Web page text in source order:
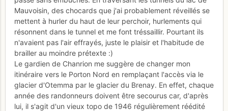
Mauvoisin, des chocards que j'ai probablement réveillés se
mettent à hurler du haut de leur perchoir, hurlements qui
résonnent dans le tunnel et me font tréssaillir. Pourtant ils
n'avaient pas l'air effrayés, juste le plaisir et l'habitude de
brailler au moindre prétexte :)
Le gardien de Chanrion me suggère de changer mon
itinéraire vers le Porton Nord en remplaçant l'accès via le
glacier d'Otemma par le glacier du Brenay. En effet, chaque
année des randonneurs doivent être secourus car, d'après
lui, il s'agit d'un vieux topo de 1946 régulièrement réédité